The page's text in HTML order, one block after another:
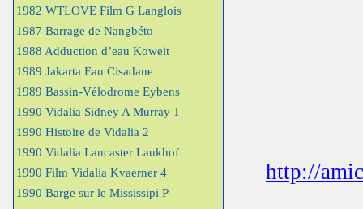
1982 WTLOVE Film G Langlois
1987 Barrage de Nangbéto
1988 Adduction d’eau Koweit
1989 Jakarta Eau Cisadane
1989 Bassin-Vélodrome Eybens
1990 Vidalia Sidney A Murray 1
1990 Histoire de Vidalia 2
1990 Vidalia Lancaster Laukhof
1990 Film Vidalia Kvaerner 4
1990 Barge sur le Mississipi P
http://